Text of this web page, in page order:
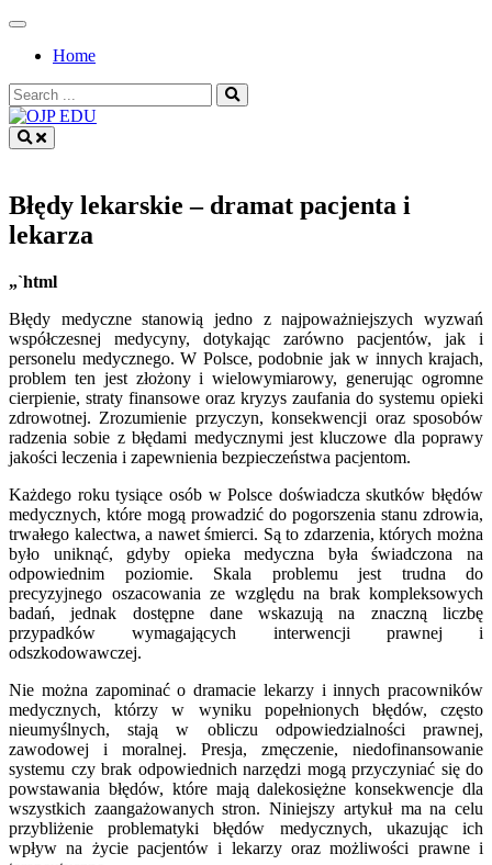
Skip
contentHome
Search
for:
Błędy lekarskie – dramat pacjenta i
lekarza
„`html
Błędy medyczne stanowią jedno z najpoważniejszych wyzwań
współczesnej medycyny, dotykając zarówno pacjentów, jak i
personelu medycznego. W Polsce, podobnie jak w innych krajach,
problem ten jest złożony i wielowymiarowy, generując ogromne
cierpienie, straty finansowe oraz kryzys zaufania do systemu opieki
zdrowotnej. Zrozumienie przyczyn, konsekwencji oraz sposobów
radzenia sobie z błędami medycznymi jest kluczowe dla poprawy
jakości leczenia i zapewnienia bezpieczeństwa pacjentom.
Każdego roku tysiące osób w Polsce doświadcza skutków błędów
medycznych, które mogą prowadzić do pogorszenia stanu zdrowia,
trwałego kalectwa, a nawet śmierci. Są to zdarzenia, których można
było uniknąć, gdyby opieka medyczna była świadczona na
odpowiednim poziomie. Skala problemu jest trudna do
precyzyjnego oszacowania ze względu na brak kompleksowych
badań, jednak dostępne dane wskazują na znaczną liczbę
przypadków wymagających interwencji prawnej i
odszkodowawczej.
Nie można zapominać o dramacie lekarzy i innych pracowników
medycznych, którzy w wyniku popełnionych błędów, często
nieumyślnych, stają w obliczu odpowiedzialności prawnej,
zawodowej i moralnej. Presja, zmęczenie, niedofinansowanie
systemu czy brak odpowiednich narzędzi mogą przyczyniać się do
powstawania błędów, które mają dalekosiężne konsekwencje dla
wszystkich zaangażowanych stron. Niniejszy artykuł ma na celu
przybliżenie problematyki błędów medycznych, ukazując ich
wpływ na życie pacjentów i lekarzy oraz możliwości prawne i